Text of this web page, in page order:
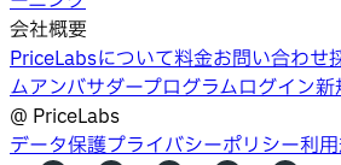
会社概要
PriceLabsについて料金お問い合わせ
ムアンバサダープログラムログイン新
@ PriceLabs
データ保護プライバシーポリシー利